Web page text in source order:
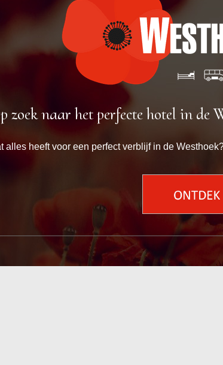
zoek naar het perfecte hotel in de
alles heeft voor een perfect verblijf in de